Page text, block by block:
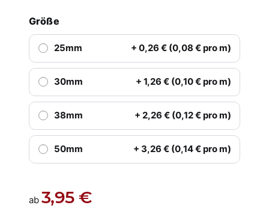
Größe
25mm + 0,26 € (0,08 € pro m)
30mm + 1,26 € (0,10 € pro m)
38mm + 2,26 € (0,12 € pro m)
50mm + 3,26 € (0,14 € pro m)
ab 3,95 €